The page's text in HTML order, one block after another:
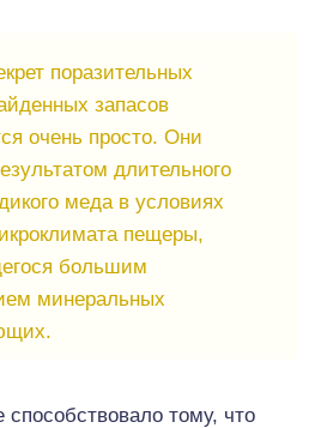
поразительных
запасов
очень просто. Они
длительного
меда в условиях
пещеры,
большим
минеральных
способствовало тому, что